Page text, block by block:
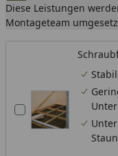
Diese Leistungen
Montageteam